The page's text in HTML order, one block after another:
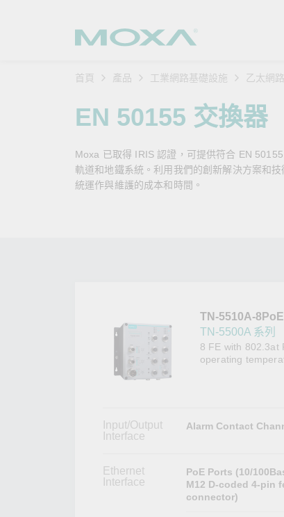
安
網
軌
產
緣
新
首頁 產品 工業網路基礎設施 乙太網
EN 50155 交換器
Moxa 已取得 IRIS 認證，可提供符合 EN
軌道和地鐵系統。利用我們的創新解決方案和
統運作與維護的成本和時間。
TN-5510A-
TN-5500A 系列
8 FE with 802.3at
operating
Input/Output
Interface
Alarm Contact
Ethernet
Interface
PoE Ports (10/
M12 D-coded 4-pin
connector)